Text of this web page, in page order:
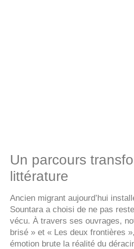
Un parcours
littérature
Ancien migrant aujourd’hui
Sountara a choisi de ne pas
vécu. À travers ses ouvrages,
brisé » et « Les deux frontières »
émotion brute la réalité du